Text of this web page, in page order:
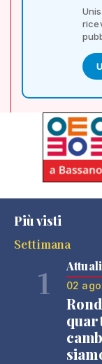
Più visti
Settimana
1 02